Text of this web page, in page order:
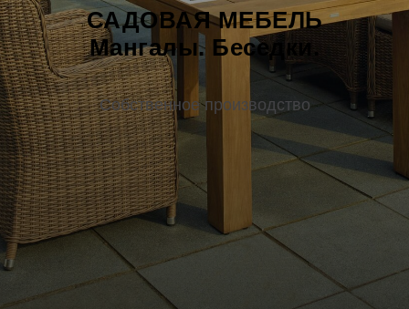
САДОВАЯ МЕБЕЛЬ
Мангалы. Беседки.
Собственное производство